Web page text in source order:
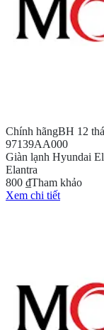
Chính hãngBH 12
97139AA000
Giàn lạnh Hyundai
Elantra
800 ₫Tham khảo
Xem chi tiết